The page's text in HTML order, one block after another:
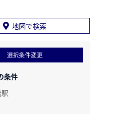
地図で検索
選択条件変更
条件